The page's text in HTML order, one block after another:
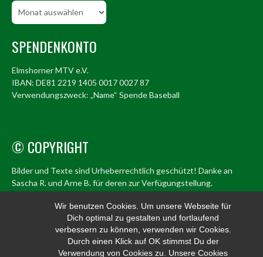
Wir benutzen Cookies. Um unsere Webseite für
Dich optimal zu gestalten und fortlaufend
verbessern zu können, verwenden wir Cookies.
Durch einen Klick auf OK stimmst Du der
Verwendung von Cookies zu. Unsere Cookies
Beitragsarchiv
SPENDENKONTO
Elmshorner MTV e.V.
IBAN: DE81 2219 1405 0017 0027 87
Verwendungszweck: „Name“ Spende Baseball
© COPYRIGHT
Bilder und Texte sind Urheberrechtlich geschützt! Danke an
Sascha R. und Arne B. für deren zur Verfügungstellung.
© Elmshorn Alligators 1998 – 2026
info@alligators.de